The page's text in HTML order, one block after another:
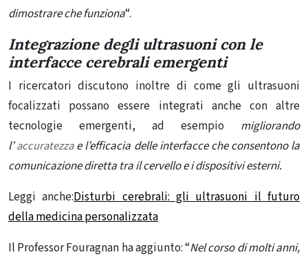
dimostrare che funziona“.
Integrazione degli ultrasuoni con le
interfacce cerebrali emergenti
I ricercatori discutono inoltre di come gli ultrasuoni
focalizzati possano essere integrati anche con altre
tecnologie emergenti, ad esempio migliorando
l’accuratezzae l’efficacia delle interfacce che consentono la
comunicazione diretta tra il cervello e i dispositivi esterni.
Leggi anche:Disturbi cerebrali: gli ultrasuoni il futuro
della medicina personalizzata
Il Professor Fouragnan ha aggiunto: “Nel corso di molti anni,